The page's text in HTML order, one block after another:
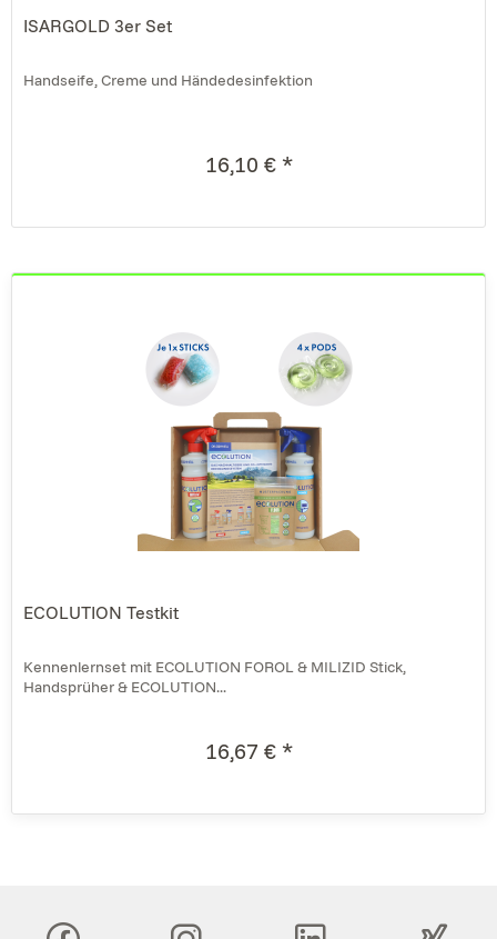
ISARGOLD 3er Set
Handseife, Creme und Händedesinfektion
16,10 € *
ECOLUTION Testkit
Kennenlernset mit ECOLUTION FOROL & MILIZID Stick,
Handsprüher & ECOLUTION...
16,67 € *